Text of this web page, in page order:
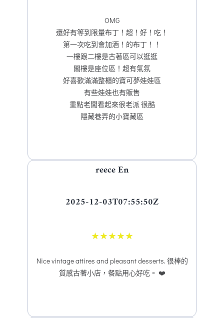
OMG
還好有等到限量布丁！超！好！吃！
第一次吃到會加酒！的布丁！！
一樓跟二樓是古著區可以逛逛
閣樓是座位區！超有氣氛
好喜歡滿滿整櫃的寶可夢娃娃區
有些娃娃也有販售
重點老闆看起來很老派 很酷
隱藏巷弄的小寶藏區
reece En
2025-12-03T07:55:50Z
★★★★★
Nice vintage attires and pleasant desserts. 很棒的
質感古著小店，餐點用心好吃。 ❤️